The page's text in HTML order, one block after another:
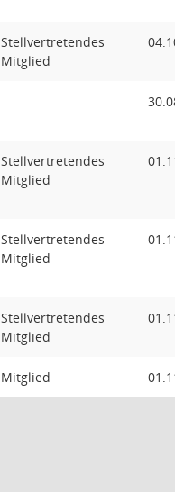
Stellvertretendes
Mitglied
Stellvertretendes
Mitglied
Stellvertretendes
Mitglied
Stellvertretendes
Mitglied
Mitglied